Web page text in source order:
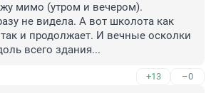
мимо (утром и вечером).
не видела. А вот школота как
и продолжает. И вечные осколки
всего здания...
+13 –0